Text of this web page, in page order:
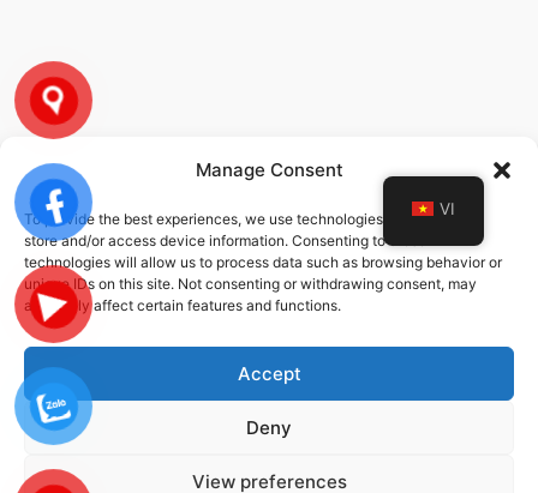
Manage Consent
To provide the best experiences, we use technologies like cookies to
store and/or access device information. Consenting to these
technologies will allow us to process data such as browsing behavior or
unique IDs on this site. Not consenting or withdrawing consent, may
adversely affect certain features and functions.
Accept
Deny
View preferences
CHÍNH SÁCH
Chính sách bảo mật thông tin
Chính sách dịch vụ
BYDMG
VI